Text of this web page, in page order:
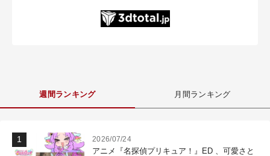
週間ランキング 月間ランキング
2026/07/24
アニメ『名探偵プリキュア！』ED 、可愛さと